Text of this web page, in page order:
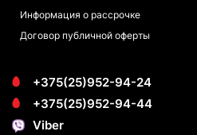
Информация о рассрочке
Договор публичной оферты
+375(25)952-94-24
+375(25)952-94-44
Viber